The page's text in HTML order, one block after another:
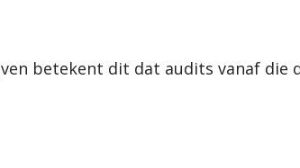
betekent dit dat audits vanaf die